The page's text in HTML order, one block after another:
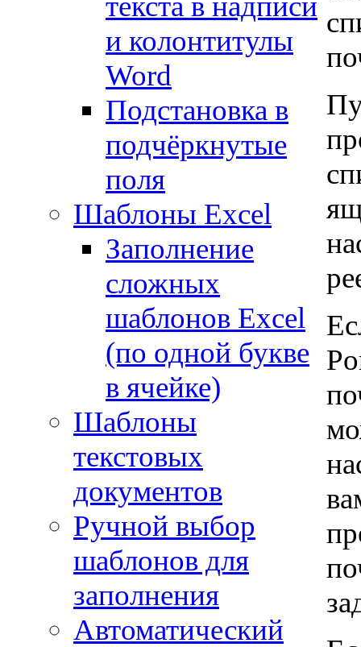
и колонтитулы
Word
Подстановка в
подчёркнутые
поля
Шаблоны Excel
Заполнение
сложных
шаблонов Excel
(по одной букве
в ячейке)
Шаблоны
текстовых
документов
Ручной выбор
шаблонов для
заполнения
Автоматический